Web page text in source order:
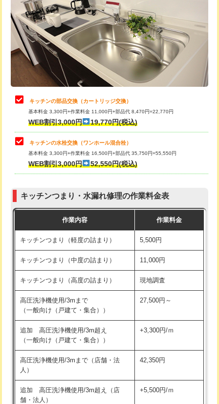
給水管工事※（支持金具設置) 5,500円
給水管工事※（保温材使用（バンド止
め込み）)
5,500円
給水管工事※（土の掘削・埋め戻し作
11,000円
給水管工事※（塩ビ管（VP・HI）使
用/3ｍまで)
給水管工事※（塩ビ管（VP・HI）使
用（追加）/3ｍ超え)
給水管工事※（ライニング鋼管・銅
管・ポリ管・HT管使用/3ｍまで)
44,000円
管・ポリ管・HT管使用/3ｍ超え)
排水管工事（土の掘削・埋め戻し作
11,000円~
排水管工事（排水管工事/3ｍまで） 55,000円
排水管工事（追加 排水管工事/3ｍ超
+11,000円
マス交換（深さ50㎝未満）
マス交換（深さ50㎝以上） 66,000円
コンクリート斫り（厚さ10㎝まで）
コンクリート斫り（厚さ10㎝超え）
モルタル補修（厚さ10㎝まで） 27,500円
カメラ調査 33,000円
桝清掃 8,800円
止水・漏水調査・防水処理・清掃・修
理・調整・分解・加工など（軽作業）
11,000円
止水・漏水調査・防水処理・清掃・修
理・調整・分解・加工など（中作業）
22,000円
止水・漏水調査・防水処理・清掃・修
理・調整・分解・加工など（重作業）
33,000円
お風呂タンク脱着
その他部品の脱着
式・ワンホール）)
交換・取付(排水栓・排水トラップ
22,000円+材料費
持込商品取付（単水栓）
持込商品取付（混合水栓） 16,500円
給水管工事※（ホール加工)
給水管工事※（バンド止め) 3,300円
キッチンの部品交換（カートリッジ交換）
基本料金 3,300円+作業料金 11,000円+部品代 8,470円=22,770円
WEB割引3,000円 19,770円(税込)
キッチンの水栓交換（ワンホール混合栓）
基本料金 3,300円+作業料金 16,500円+部品代 35,750円=55,550円
WEB割引3,000円 52,550円(税込)
キッチンつまり・水漏れ修理の作業料金表
作業内容 作業料金
キッチンつまり（軽度の詰まり） 5,500円
キッチンつまり（中度の詰まり） 11,000円
キッチンつまり（高度の詰まり） 現地調査
高圧洗浄機使用/3mまで
（一般向け（戸建て・集合））
27,500円～
追加 高圧洗浄機使用/3m超え
（一般向け（戸建て・集合））
+3,300円/ｍ
高圧洗浄機使用/3mまで（店舗・法
人）
42,350円
追加 高圧洗浄機使用/3m超え（店
舗・法人）
+5,500円/ｍ